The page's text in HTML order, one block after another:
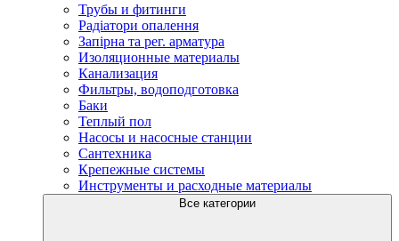
Трубы и фитинги
Радіатори опалення
Запірна та рег. арматура
Изоляционные материалы
Канализация
Фильтры, водоподготовка
Баки
Теплый пол
Насосы и насосные станции
Сантехника
Крепежные системы
Инструменты и расходные материалы
Все категории